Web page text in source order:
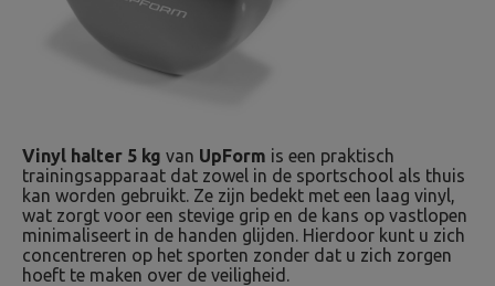
Vinyl halter 5 kg van UpForm is een praktisch
trainingsapparaat dat zowel in de sportschool als thuis
kan worden gebruikt. Ze zijn bedekt met een laag vinyl,
wat zorgt voor een stevige grip en de kans op vastlopen
minimaliseert in de handen glijden. Hierdoor kunt u zich
concentreren op het sporten zonder dat u zich zorgen
hoeft te maken over de veiligheid.